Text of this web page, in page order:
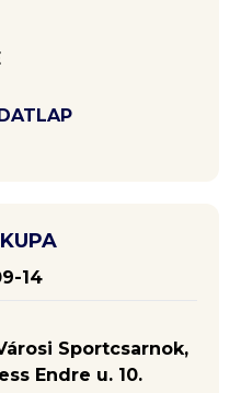
14
Sportcsarnok,
Endre u. 10.